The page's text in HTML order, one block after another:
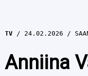
TV 24.02.2026
Anniina